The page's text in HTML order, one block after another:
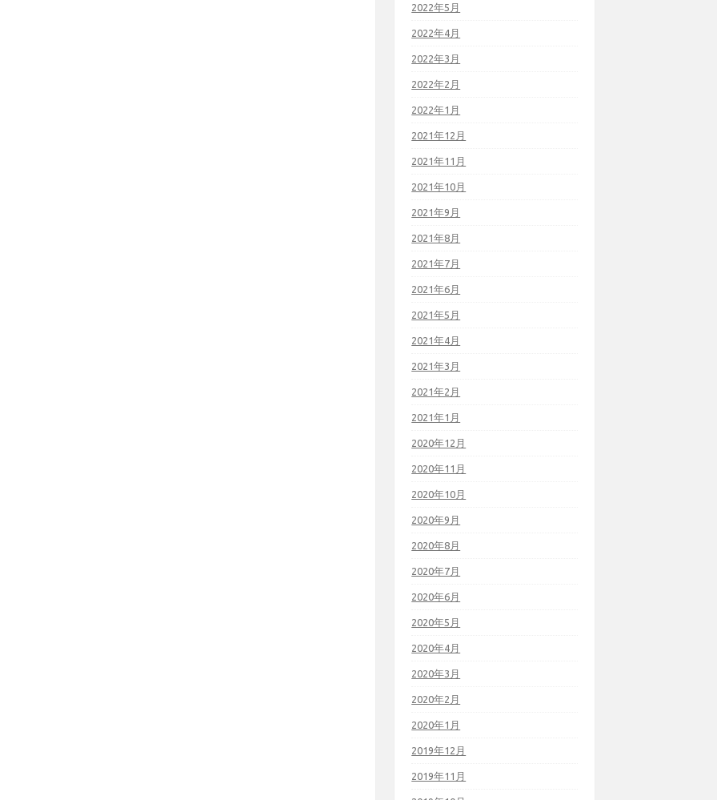
2022年5月
2022年4月
2022年3月
2022年2月
2022年1月
2021年12月
2021年11月
2021年10月
2021年9月
2021年8月
2021年7月
2021年6月
2021年5月
2021年4月
2021年3月
2021年2月
2021年1月
2020年12月
2020年11月
2020年10月
2020年9月
2020年8月
2020年7月
2020年6月
2020年5月
2020年4月
2020年3月
2020年2月
2020年1月
2019年12月
2019年11月